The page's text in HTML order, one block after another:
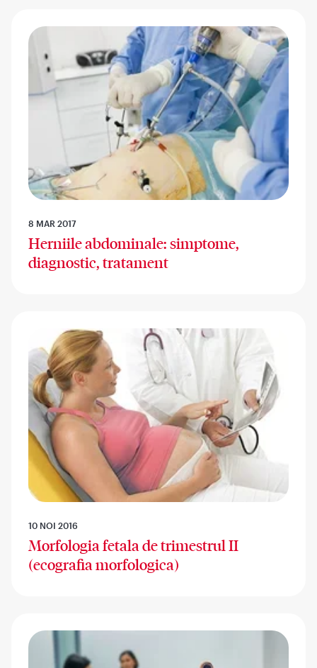
8 MAR 2017
Herniile abdominale: simptome,
diagnostic, tratament
10 NOI 2016
Morfologia fetala de trimestrul II
(ecografia morfologica)